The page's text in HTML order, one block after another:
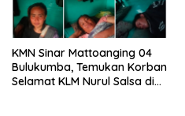
‎KMN Sinar Mattoanging 04
Bulukumba, Temukan Korban
Selamat KLM Nurul Salsa di